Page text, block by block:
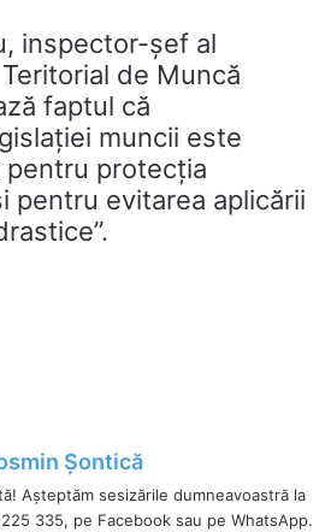
inspector-șef al
de Muncă
faptul că
muncii este
protecția
pentru evitarea aplicării
Șontică
Așteptăm sesizările dumneavoastră la
335, pe Facebook sau pe WhatsApp.